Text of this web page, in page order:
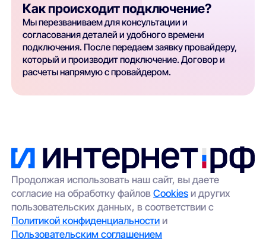
Как происходит подключение?
Мы перезваниваем для консультации и
согласования деталей и удобного времени
подключения. После передаем заявку провайдеру,
который и производит подключение. Договор и
расчеты напрямую с провайдером.
Продолжая использовать наш сайт, вы даете
согласие на обработку файловCookies и других
пользовательских данных, в соответствии с
Политикой конфиденциальности и
Пользовательским соглашением